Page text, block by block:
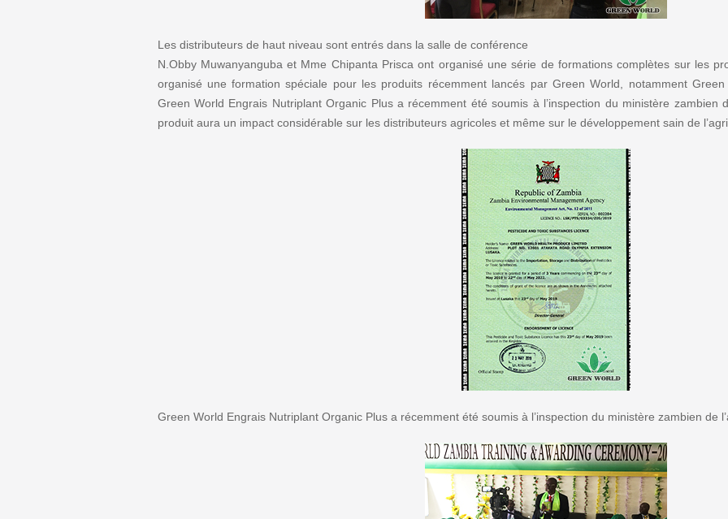
Les distributeurs de haut niveau sont entrés dans la salle de conférence
N.Obby Muwanyanguba et Mme Chipanta Prisca ont organisé une série de formations complètes sur les
organisé une formation spéciale pour les produits récemment lancés par Green World, notamment Green
Green World Engrais Nutriplant Organic Plus a récemment été soumis à l’inspection du ministère zambien
produit aura un impact considérable sur les distributeurs agricoles et même sur le développement sain de
Green World Engrais Nutriplant Organic Plus a récemment été soumis à l’inspection du ministère zambien de